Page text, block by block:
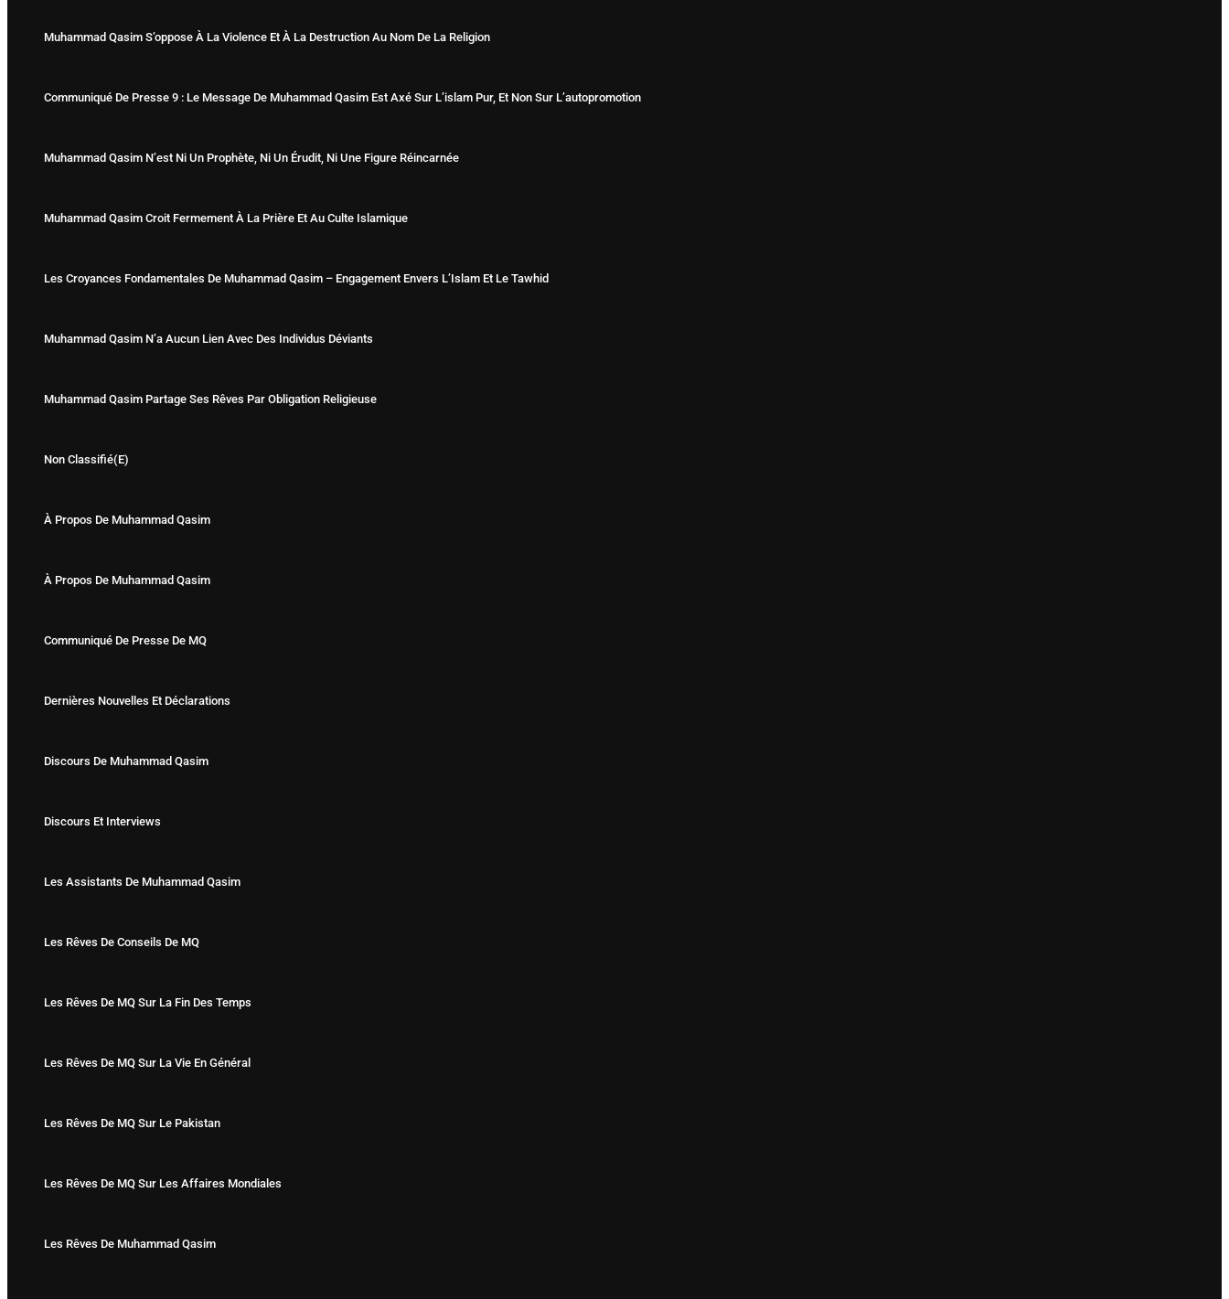
Muhammad Qasim S’oppose À La Violence Et À La Destruction Au Nom De La Religion
Communiqué De Presse 9 : Le Message De Muhammad Qasim Est Axé Sur L’islam Pur, Et Non Sur L’autopromotion
Muhammad Qasim N’est Ni Un Prophète, Ni Un Érudit, Ni Une Figure Réincarnée
Muhammad Qasim Croit Fermement À La Prière Et Au Culte Islamique
Les Croyances Fondamentales De Muhammad Qasim – Engagement Envers L’Islam Et Le Tawhid
Muhammad Qasim N’a Aucun Lien Avec Des Individus Déviants
Muhammad Qasim Partage Ses Rêves Par Obligation Religieuse
Non Classifié(e)
À Propos De Muhammad Qasim
À Propos De Muhammad Qasim
Communiqué De Presse De MQ
Dernières Nouvelles Et Déclarations
Discours De Muhammad Qasim
Discours Et Interviews
Les Assistants De Muhammad Qasim
Les Rêves De Conseils De MQ
Les Rêves De MQ Sur La Fin Des Temps
Les Rêves De MQ Sur La Vie En Général
Les Rêves De MQ Sur Le Pakistan
Les Rêves De MQ Sur Les Affaires Mondiales
Les Rêves De Muhammad Qasim